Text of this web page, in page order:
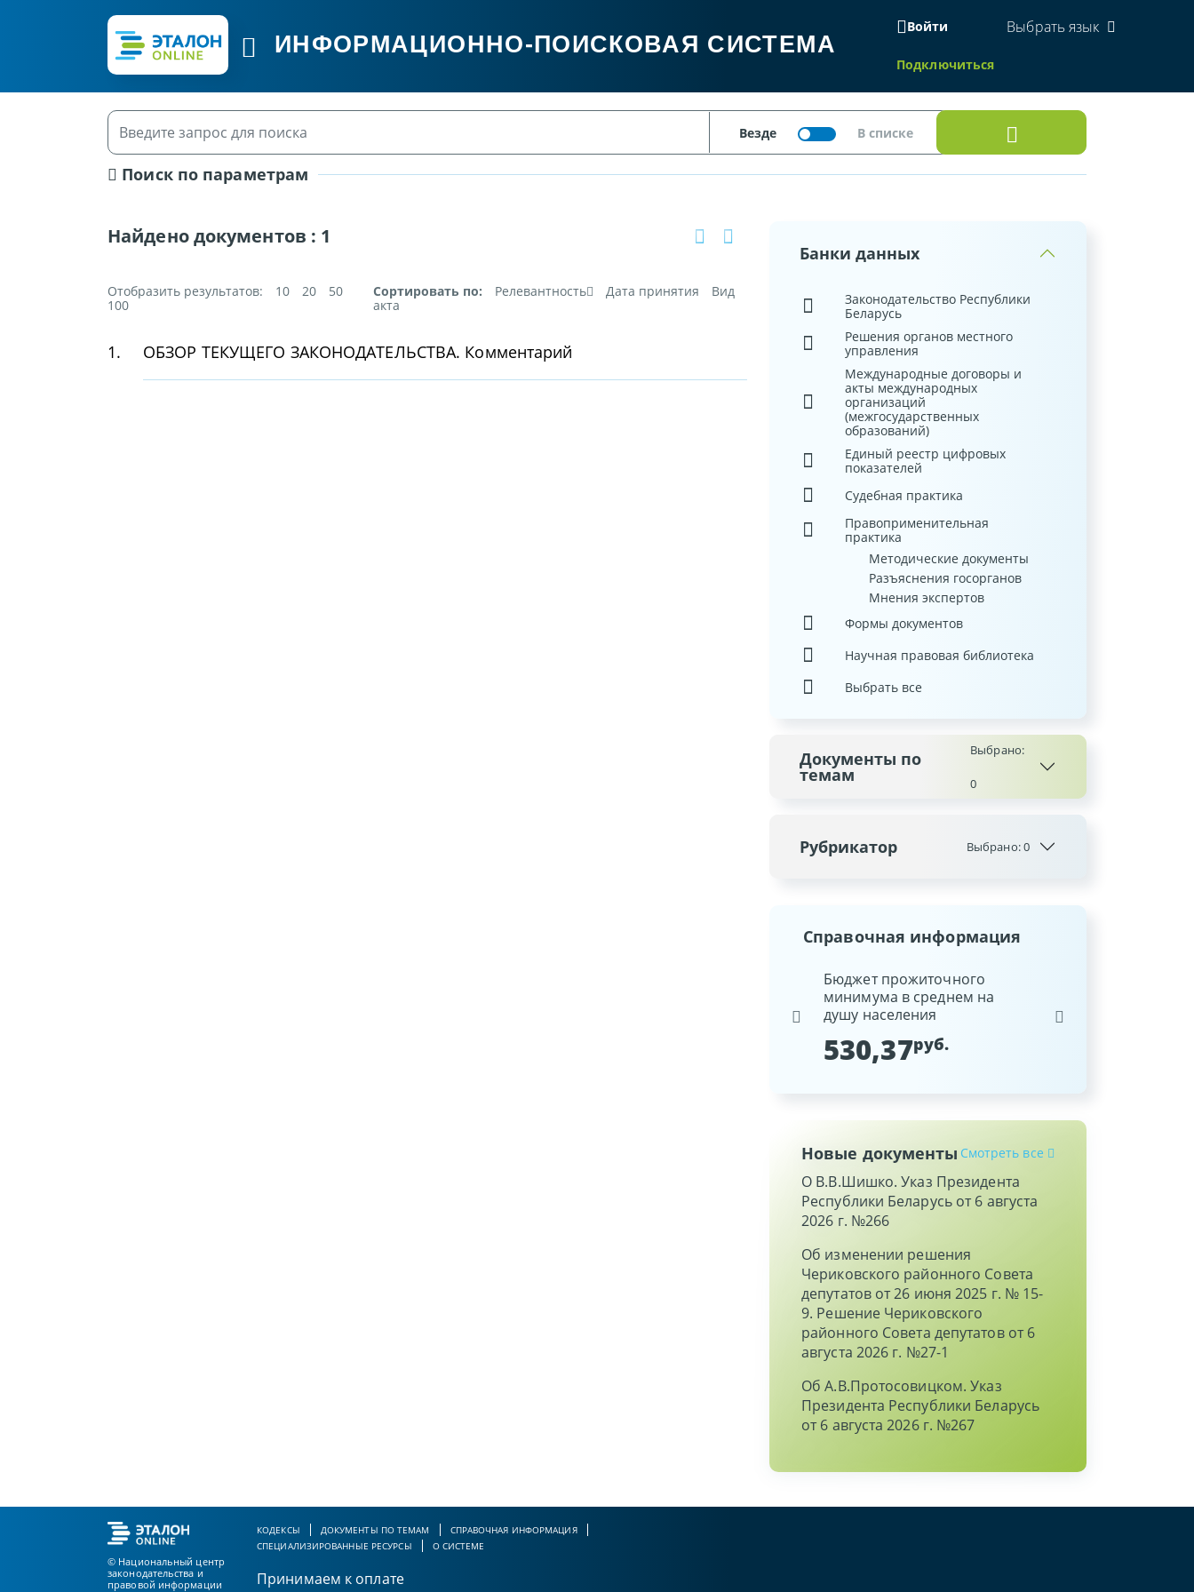
ИНФОРМАЦИОННО-ПОИСКОВАЯ СИСТЕМА
Войти
Подключиться
Выбрать язык
Поиск по параметрам
Найдено документов : 1
Отобразить результатов: 10 20
50
100
Сортировать по: Релевантность Дата принятия
Вид
акта
1. ОБЗОР ТЕКУЩЕГО ЗАКОНОДАТЕЛЬСТВА. Комментарий
Банки данных
Законодательство Республики
Беларусь
Решения органов местного
управления
Международные договоры и
акты международных
организаций
(межгосударственных
образований)
Единый реестр цифровых
показателей
Судебная практика
Правоприменительная
практика
Методические документы
Разъяснения госорганов
Мнения экспертов
Формы документов
Научная правовая библиотека
Выбрать все
Документы по
темам
Выбрано:
0
Рубрикатор Выбрано:0
Справочная информация
Бюджет прожиточного
минимума в среднем на
душу населения
530,37руб.
Республики Беларусь
Новые документы Смотреть все
О В.В.Шишко. Указ Президента
Республики Беларусь от 6 августа
2026 г. №266
Об изменении решения
Чериковского районного Совета
депутатов от 26 июня 2025 г. № 15-
9. Решение Чериковского
районного Совета депутатов от 6
августа 2026 г. №27-1
Об А.В.Протосовицком. Указ
Президента Республики Беларусь
от 6 августа 2026 г. №267
© Национальный центр
законодательства и
правовой информации
КОДЕКСЫ ДОКУМЕНТЫ ПО ТЕМАМ
СПРАВОЧНАЯ ИНФОРМАЦИЯ
СПЕЦИАЛИЗИРОВАННЫЕ РЕСУРСЫ
О СИСТЕМЕ
Принимаем к оплате